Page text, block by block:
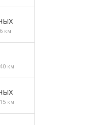
км
км
км